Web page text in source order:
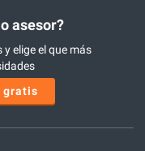
asesor?
elige el que más
gratis